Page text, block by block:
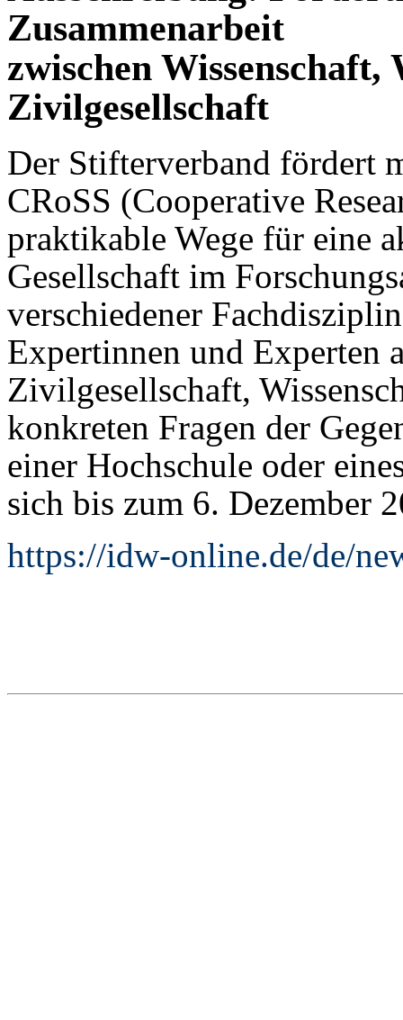
Zusammenarbeit
zwischen
Zivilgesellschaft
Der Stifterverband fördert
CRoSS (Cooperative
praktikable Wege für eine
Gesellschaft im
verschiedener
Expertinnen und Experten
Zivilgesellschaft,
konkreten Fragen der
einer Hochschule oder
sich bis zum 6. Dezember
https://idw-online.de/de/